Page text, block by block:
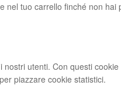
nel tuo carrello finché non hai
utenti. Con questi
piazzare cookie statistici.